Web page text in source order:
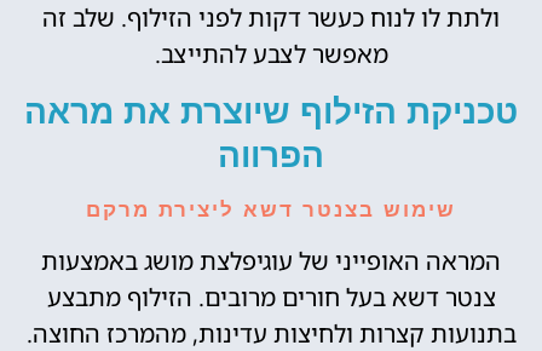
ולתת לו לנוח כעשר דקות לפני הזילוף. שלב זה
מאפשר לצבע להתייצב.
טכניקת הזילוף שיוצרת את מראה
הפרווה
שימוש בצנטר דשא ליצירת מרקם
המראה האופייני של עוגיפלצת מושג באמצעות
צנטר דשא בעל חורים מרובים. הזילוף מתבצע
בתנועות קצרות ולחיצות עדינות, מהמרכז החוצה.